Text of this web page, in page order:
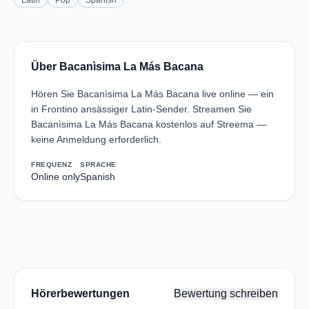
Über Bacanìsima La Más Bacana
Hören Sie Bacanìsima La Más Bacana live online — ein
in Frontino ansässiger Latin-Sender. Streamen Sie
Bacanìsima La Más Bacana kostenlos auf Streema —
keine Anmeldung erforderlich.
FREQUENZ
Online only
SPRACHE
Spanish
Hörerbewertungen Bewertung schreiben